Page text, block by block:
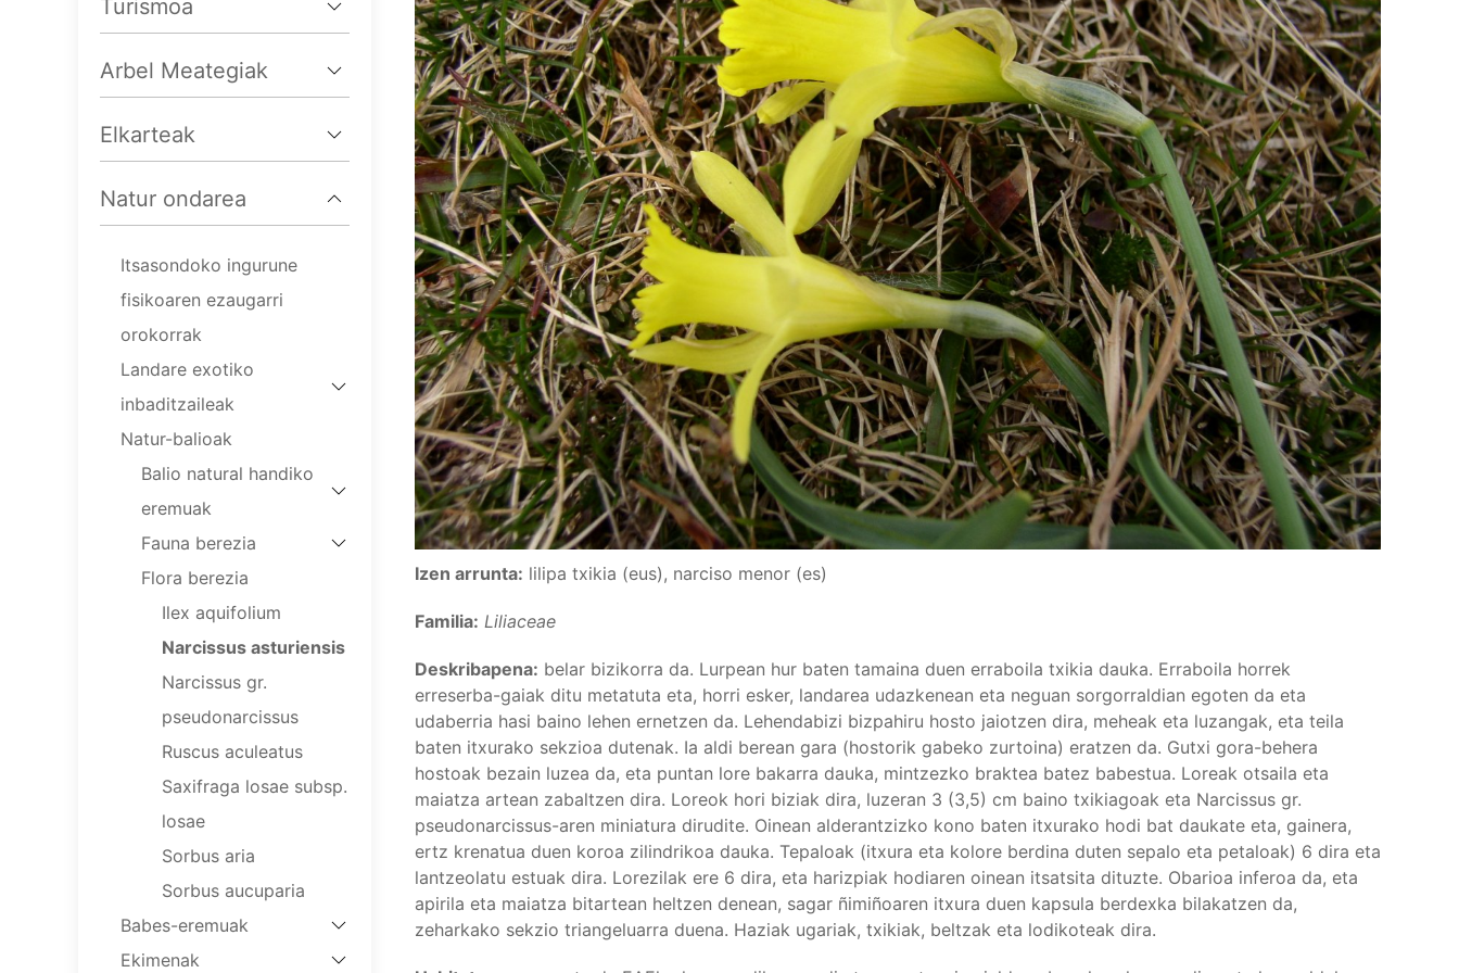
Izen arrunta: lilipa txikia (eus), narciso menor (es)
Familia: Liliaceae
Deskribapena: belar bizikorra da. Lurpean hur baten tamaina duen erraboila txikia dauka. Erraboila horrek
erreserba-gaiak ditu metatuta eta, horri esker, landarea udazkenean eta neguan sorgorraldian egoten da eta
udaberria hasi baino lehen ernetzen da. Lehendabizi bizpahiru hosto jaiotzen dira, meheak eta luzangak, eta teila
baten itxurako sekzioa dutenak. Ia aldi berean gara (hostorik gabeko zurtoina) eratzen da. Gutxi gora-behera
hostoak bezain luzea da, eta puntan lore bakarra dauka, mintzezko braktea batez babestua. Loreak otsaila eta
maiatza artean zabaltzen dira. Loreok hori biziak dira, luzeran 3 (3,5) cm baino txikiagoak eta Narcissus gr.
pseudonarcissus-aren miniatura dirudite. Oinean alderantzizko kono baten itxurako hodi bat daukate eta, gainera,
ertz krenatua duen koroa zilindrikoa dauka. Tepaloak (itxura eta kolore berdina duten sepalo eta petaloak) 6 dira eta
lantzeolatu estuak dira. Lorezilak ere 6 dira, eta harizpiak hodiaren oinean itsatsita dituzte. Obarioa inferoa da, eta
apirila eta maiatza bitartean heltzen denean, sagar ñimiñoaren itxura duen kapsula berdexka bilakatzen da,
zeharkako sekzio triangeluarra duena. Haziak ugariak, txikiak, beltzak eta lodikoteak dira.
Turismoa
Arbel Meategiak
Elkarteak
Natur ondarea
Itsasondoko ingurune
fisikoaren ezaugarri
orokorrak
Landare exotiko
inbaditzaileak
Natur-balioak
Balio natural handiko
eremuak
Fauna berezia
Flora berezia
Ilex aquifolium
Narcissus asturiensis
Narcissus gr.
pseudonarcissus
Ruscus aculeatus
Saxifraga losae subsp.
losae
Sorbus aria
Sorbus aucuparia
Babes-eremuak
Ekimenak